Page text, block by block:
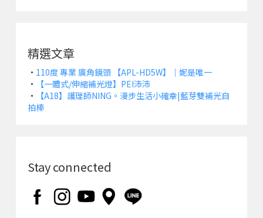
精選文章
• 110度 專業 廣角鏡頭 【APL-HD5W】｜妮是唯一
•
【一體式/伸縮補光燈】PEI沛沛
•
【A18】護理師NING。漫步生活小確幸|藍芽雙補光自
拍棒
Stay connected